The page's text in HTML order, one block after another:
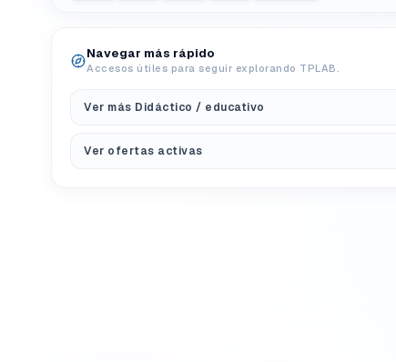
Navegar más rápido
Accesos útiles para seguir explorando TPLAB.
Ver más Didáctico / educativo
Ver ofertas activas